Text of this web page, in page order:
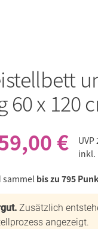
60 x 120
€ UVP
inkl.
sammelbis zu 795
Zusätzlich
angezeigt.